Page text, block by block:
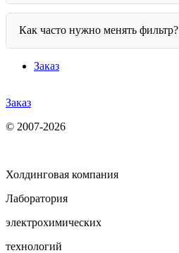
Как часто нужно менять фильтр?
Заказ
Заказ
© 2007-2026
Холдинговая компания
Лаборатория
электрохимических
технологий